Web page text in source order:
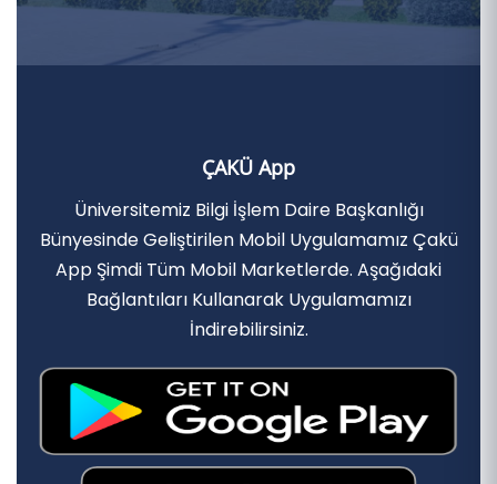
ÇAKÜ App
Üniversitemiz Bilgi İşlem Daire Başkanlığı
Bünyesinde Geliştirilen Mobil Uygulamamız Çakü
App Şimdi Tüm Mobil Marketlerde. Aşağıdaki
Bağlantıları Kullanarak Uygulamamızı
İndirebilirsiniz.